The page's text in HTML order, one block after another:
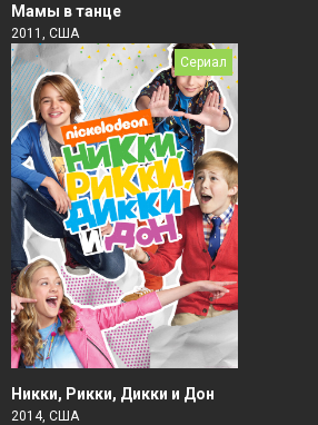
Мамы в танце
2011, США
Сериал
Никки, Рикки, Дикки и Дон
2014, США